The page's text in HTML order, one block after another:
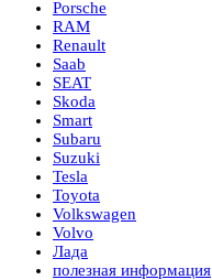
Porsche
RAM
Renault
Saab
SEAT
Skoda
Smart
Subaru
Suzuki
Tesla
Toyota
Volkswagen
Volvo
Лада
полезная информация